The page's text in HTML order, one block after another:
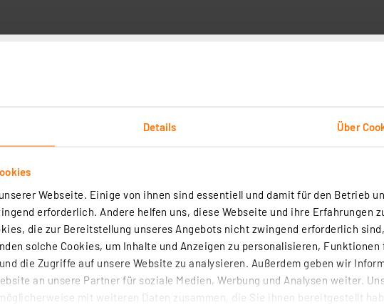
Details Über
Webseite. Einige von ihnen sind essentiell und damit für den Betrieb
erforderlich. Andere helfen uns, diese Webseite und ihre Erfahrungen
die zur Bereitstellung unseres Angebots nicht zwingend erforderlich
solche Cookies, um Inhalte und Anzeigen zu personalisieren, Funktionen
die Zugriffe auf unsere Website zu analysieren. Außerdem geben wir
an unsere Partner für soziale Medien, Werbung und Analysen weiter.
mit weiteren Daten zusammen, die Sie ihnen bereitgestellt
QI-1032 Fast Wireless Charger max. 10 W, grau
Anschließen von Kabeln an die Wand und an das Telefon. Schließen
an eine Stromquelle an und legen Sie Ihr Smartphone einfach auf die mit
Oberfläche, um es zu laden.
- Lieferzeit: 1-2 Werktage²